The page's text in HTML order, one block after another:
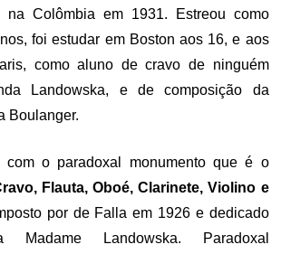
na Colômbia em 1931. Estreou como
foi estudar em Boston aos 16, e aos
como aluno de cravo de ninguém
Landowska, e de composição da
Boulanger.
o paradoxal monumento que é o
Flauta, Oboé, Clarinete, Violino e
por de Falla em 1926 e dedicado
Madame Landowska. Paradoxal